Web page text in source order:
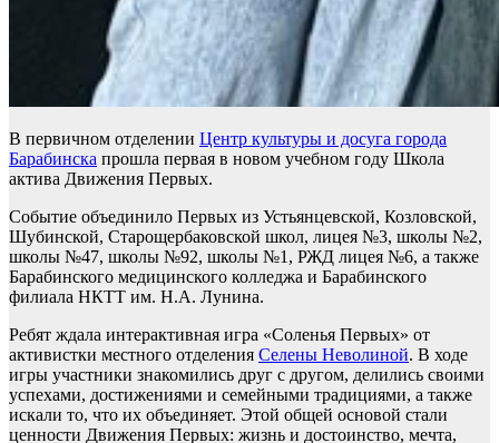
В первичном отделении Центр культуры и досуга города
Барабинска прошла первая в новом учебном году Школа
актива Движения Первых.
Событие объединило Первых из Устьянцевской, Козловской,
Шубинской, Старощербаковской школ, лицея №3, школы №2,
школы №47, школы №92, школы №1, РЖД лицея №6, а также
Барабинского медицинского колледжа и Барабинcкого
филиала НКТТ им. Н.А. Лунина.
Ребят ждала интерактивная игра «Соленья Первых» от
активистки местного отделения Селены Неволиной. В ходе
игры участники знакомились друг с другом, делились своими
успехами, достижениями и семейными традициями, а также
искали то, что их объединяет. Этой общей основой стали
ценности Движения Первых: жизнь и достоинство, мечта,